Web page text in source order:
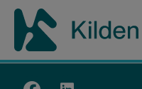
Hopp
hovedinnhold